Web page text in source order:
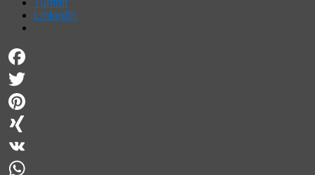
LinkedIn
Facebook
Twitter
Pinterest
XING
VK